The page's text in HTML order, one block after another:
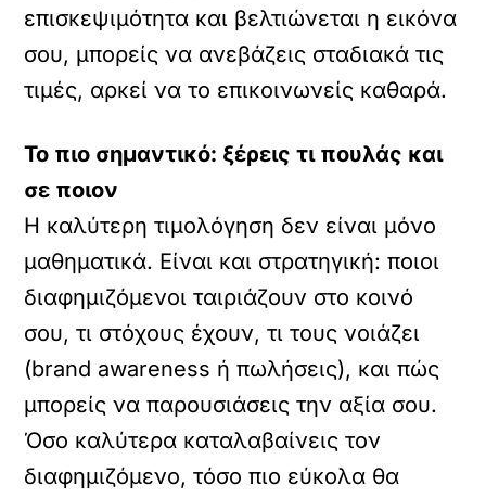
επισκεψιμότητα και βελτιώνεται η εικόνα
σου, μπορείς να ανεβάζεις σταδιακά τις
τιμές, αρκεί να το επικοινωνείς καθαρά.
Το πιο σημαντικό: ξέρεις τι πουλάς και
σε ποιον
Η καλύτερη τιμολόγηση δεν είναι μόνο
μαθηματικά. Είναι και στρατηγική: ποιοι
διαφημιζόμενοι ταιριάζουν στο κοινό
σου, τι στόχους έχουν, τι τους νοιάζει
(brand awareness ή πωλήσεις), και πώς
μπορείς να παρουσιάσεις την αξία σου.
Όσο καλύτερα καταλαβαίνεις τον
διαφημιζόμενο, τόσο πιο εύκολα θα